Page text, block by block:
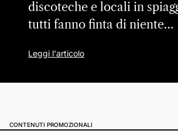
discoteche e locali in
tutti fanno finta di niente…
Leggi l'articolo
CONTENUTI PROMOZIONALI